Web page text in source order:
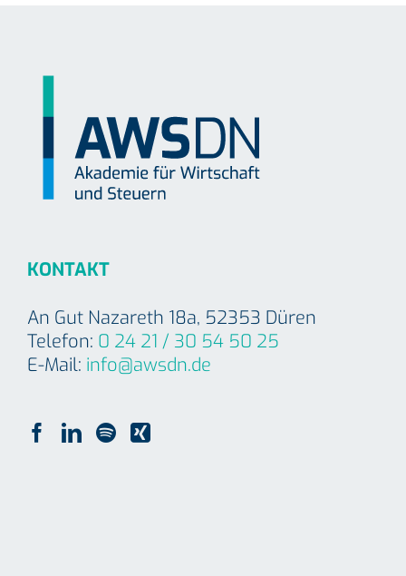
KONTAKT
An Gut Nazareth 18a, 52353 Düren
Telefon: 0 24 21 / 30 54 50 25
E-Mail: info@awsdn.de